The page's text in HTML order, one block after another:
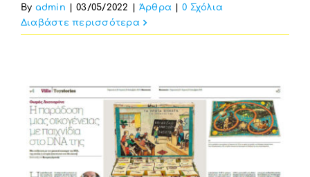
By admin 03/05/2022 Άρθρα
0 Σχόλια
Διαβάστε περισσότερα